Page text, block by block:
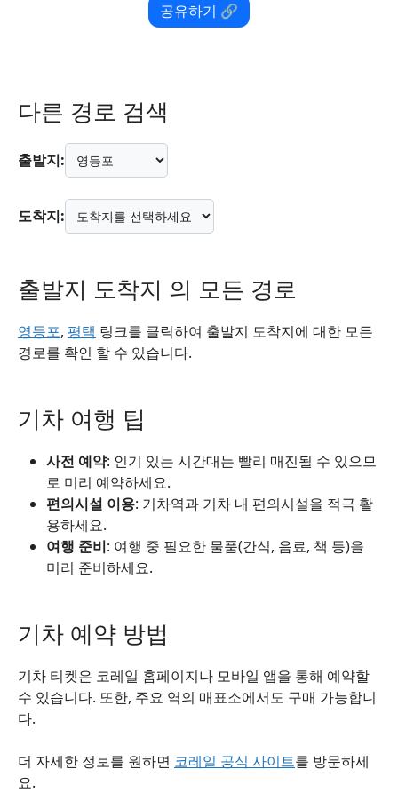
공유하기 🔗
다른 경로 검색
출발지:
도착지:
출발지 도착지 의 모든 경로
영등포, 평택 링크를 클릭하여 출발지 도착지에 대한 모든
경로를 확인 할 수 있습니다.
기차 여행 팁
사전 예약: 인기 있는 시간대는 빨리 매진될 수 있으므
로 미리 예약하세요.
편의시설 이용: 기차역과 기차 내 편의시설을 적극 활
용하세요.
여행 준비: 여행 중 필요한 물품(간식, 음료, 책 등)을
미리 준비하세요.
기차 예약 방법
기차 티켓은 코레일 홈페이지나 모바일 앱을 통해 예약할
수 있습니다. 또한, 주요 역의 매표소에서도 구매 가능합니
다.
더 자세한 정보를 원하면 코레일 공식 사이트를 방문하세
요.